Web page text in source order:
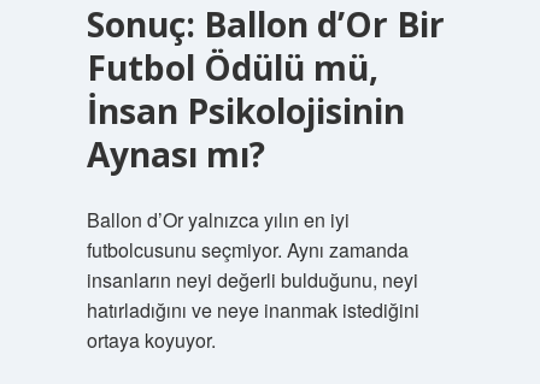
Sonuç: Ballon d’Or Bir
Futbol Ödülü mü,
İnsan Psikolojisinin
Aynası mı?
Ballon d’Or yalnızca yılın en iyi
futbolcusunu seçmiyor. Aynı zamanda
insanların neyi değerli bulduğunu, neyi
hatırladığını ve neye inanmak istediğini
ortaya koyuyor.